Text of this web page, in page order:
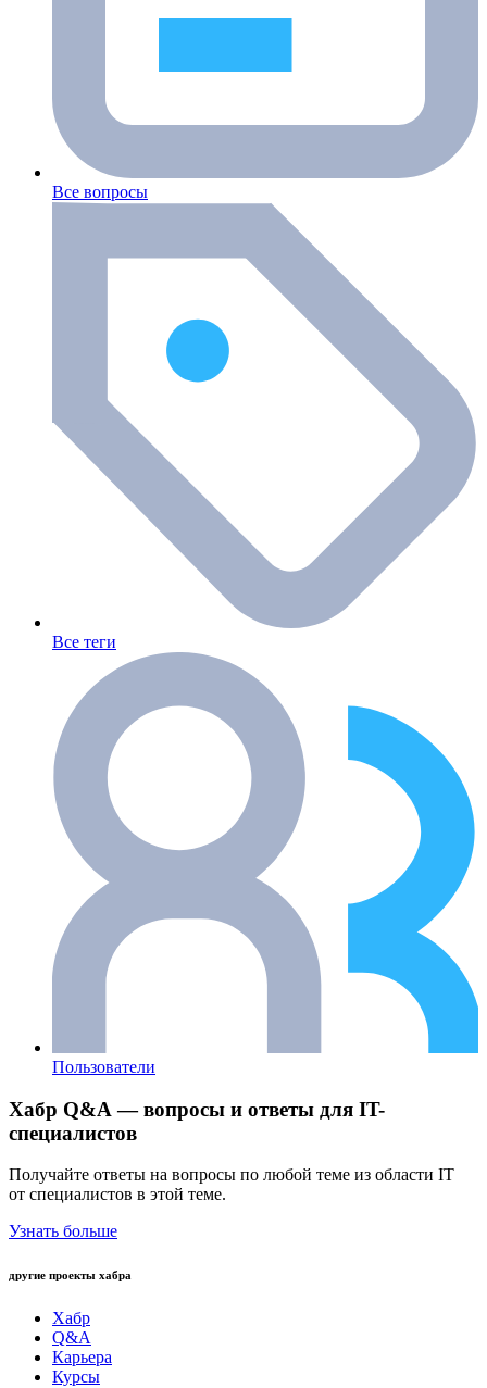
Все вопросы
Все теги
Пользователи
Хабр Q&A — вопросы и ответы для IT-
специалистов
Получайте ответы на вопросы по любой теме из области IT
от специалистов в этой теме.
Узнать больше
другие проекты хабра
Хабр
Q&A
Карьера
Курсы